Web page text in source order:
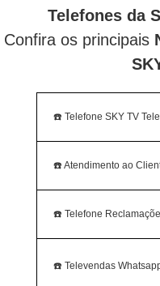
Telefones da
Confira os principais
☎️ Telefone SKY TV
☎️ Atendimento ao
☎️ Telefone
☎️ Televendas